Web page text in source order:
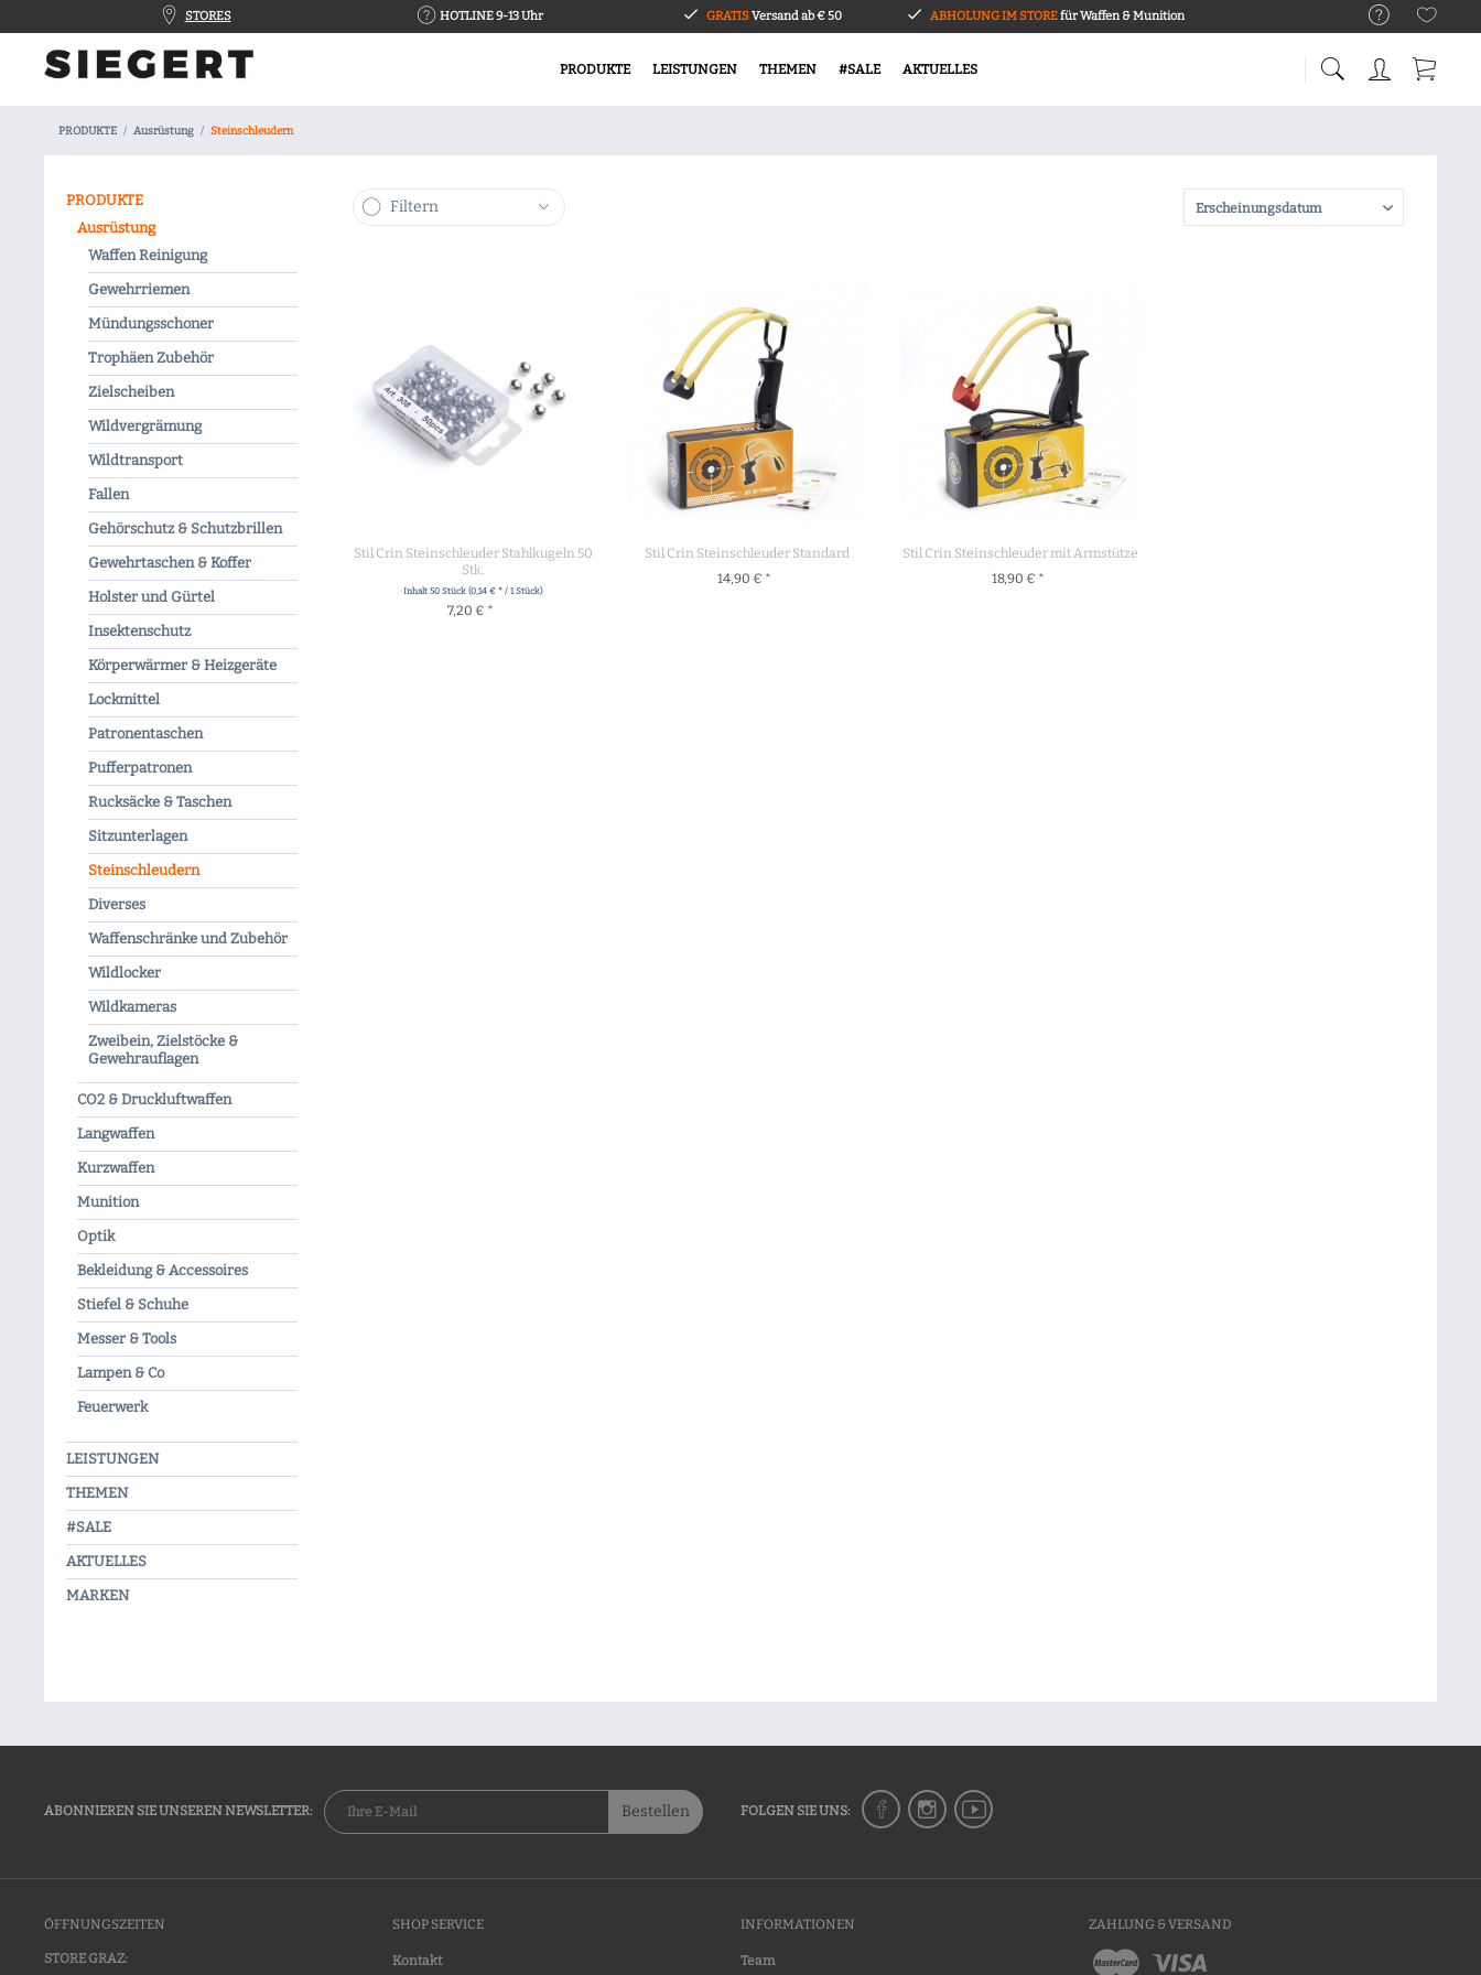
STORES HOTLINE 9-13 Uhr GRATISVersand ab € 50 ABHOLUNG IM STOREfür Waffen & Munition
PRODUKTE LEISTUNGEN THEMEN #SALE AKTUELLES
PRODUKTE Ausrüstung Steinschleudern
PRODUKTE
Ausrüstung
Waffen Reinigung
Gewehrriemen
Mündungsschoner
Trophäen Zubehör
Zielscheiben
Wildvergrämung
Wildtransport
Fallen
Gehörschutz & Schutzbrillen
Gewehrtaschen & Koffer
Holster und Gürtel
Insektenschutz
Körperwärmer & Heizgeräte
Lockmittel
Patronentaschen
Pufferpatronen
Rucksäcke & Taschen
Sitzunterlagen
Steinschleudern
Diverses
Waffenschränke und Zubehör
Wildlocker
Wildkameras
Zweibein, Zielstöcke &
Gewehrauflagen
CO2 & Druckluftwaffen
Langwaffen
Kurzwaffen
Munition
Optik
Bekleidung & Accessoires
Stiefel & Schuhe
Messer & Tools
Lampen & Co
Feuerwerk
LEISTUNGEN
THEMEN
#SALE
AKTUELLES
MARKEN
Filtern
Stil Crin Steinschleuder Stahlkugeln 50
Stk.
Inhalt50 Stück(0,14 € * / 1 Stück)
7,20 € *
Stil Crin Steinschleuder Standard
14,90 € *
Stil Crin Steinschleuder mit Armstütze
18,90 € *
ABONNIEREN SIE UNSEREN NEWSLETTER: Bestellen FOLGEN SIE UNS:
ÖFFNUNGSZEITEN
STORE GRAZ:
SHOP SERVICE
Kontakt
INFORMATIONEN
Team
ZAHLUNG & VERSAND